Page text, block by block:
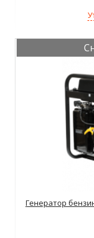
Генератор